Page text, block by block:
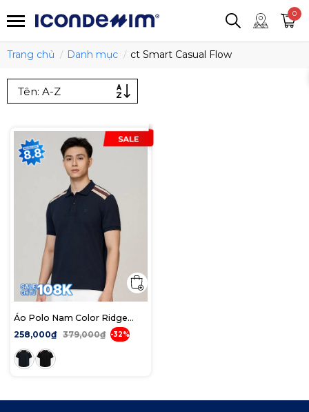
0
Trang chủ Danh mục ct Smart Casual Flow
Áo Polo Nam Color Ridge
Form Regular
258,000₫ 379,000₫ -32%